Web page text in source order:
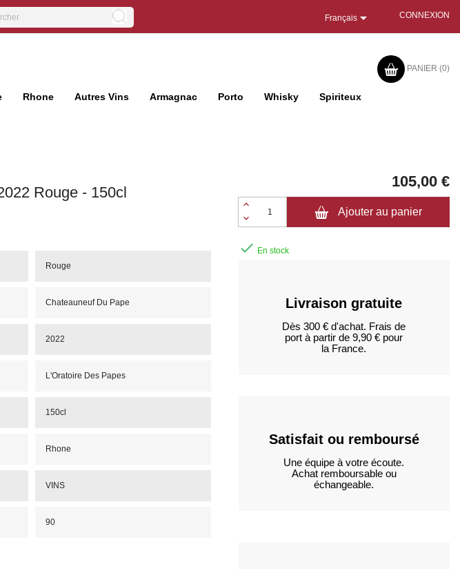
Français CONNEXION
PANIER (0)
Rhone Autres Vins Armagnac Porto Whisky Spiriteux
Rouge - 150cl
Rouge
Chateauneuf Du Pape
2022
L'Oratoire Des Papes
150cl
Rhone
VINS
90
105,00 €
Ajouter au panier
 En stock
Livraison gratuite
Dès 300 € d'achat. Frais de
port à partir de 9,90 € pour
la France.
Satisfait ou remboursé
Une équipe à votre écoute.
Achat remboursable ou
échangeable.